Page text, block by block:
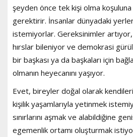
şeyden önce tek kişi olma
gerektirir. İnsanlar dünyadaki
istemiyorlar. Gereksinimler
hırslar bileniyor ve demokrasi
bir başkası ya da başkaları için
olmanın heyecanını yaşıyor.
Evet, bireyler doğal olarak
kişilik yaşamlarıyla yetinmek
sınırlarını aşmak ve alabildiğine
egemenlik ortamı oluşturmak